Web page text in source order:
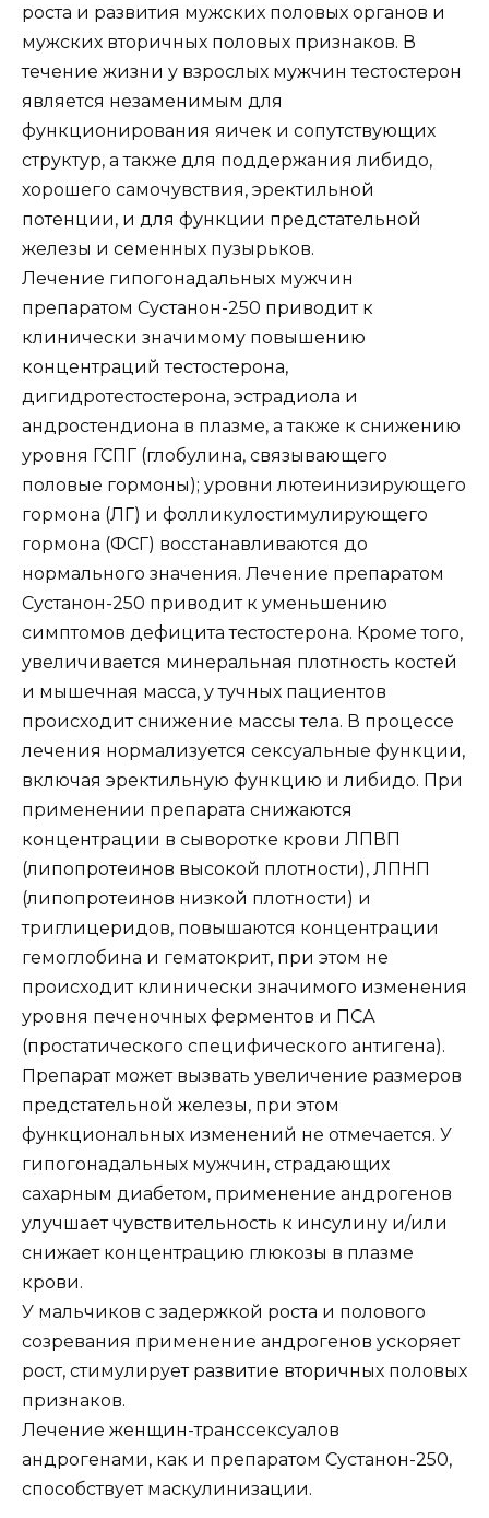
роста и развития мужских половых органов и
мужских вторичных половых признаков. В
течение жизни у взрослых мужчин тестостерон
является незаменимым для
функционирования яичек и сопутствующих
структур, а также для поддержания либидо,
хорошего самочувствия, эректильной
потенции, и для функции предстательной
железы и семенных пузырьков.
Лечение гипогонадальных мужчин
препаратом Сустанон-250 приводит к
клинически значимому повышению
концентраций тестостерона,
дигидротестостерона, эстрадиола и
андростендиона в плазме, а также к снижению
уровня ГСПГ (глобулина, связывающего
половые гормоны); уровни лютеинизирующего
гормона (ЛГ) и фолликулостимулирующего
гормона (ФСГ) восстанавливаются до
нормального значения. Лечение препаратом
Сустанон-250 приводит к уменьшению
симптомов дефицита тестостерона. Кроме того,
увеличивается минеральная плотность костей
и мышечная масса, у тучных пациентов
происходит снижение массы тела. В процессе
лечения нормализуется сексуальные функции,
включая эректильную функцию и либидо. При
применении препарата снижаются
концентрации в сыворотке крови ЛПВП
(липопротеинов высокой плотности), ЛПНП
(липопротеинов низкой плотности) и
триглицеридов, повышаются концентрации
гемоглобина и гематокрит, при этом не
происходит клинически значимого изменения
уровня печеночных ферментов и ПСА
(простатического специфического антигена).
Препарат может вызвать увеличение размеров
предстательной железы, при этом
функциональных изменений не отмечается. У
гипогонадальных мужчин, страдающих
сахарным диабетом, применение андрогенов
улучшает чувствительность к инсулину и/или
снижает концентрацию глюкозы в плазме
крови.
У мальчиков с задержкой роста и полового
созревания применение андрогенов ускоряет
рост, стимулирует развитие вторичных половых
признаков.
Лечение женщин-транссексуалов
андрогенами, как и препаратом Сустанон-250,
способствует маскулинизации.